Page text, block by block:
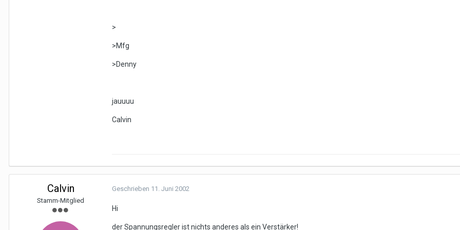
>
>Mfg
>Denny
jauuuu
Calvin
Calvin
Stamm-Mitglied
Geschrieben 11. Juni 2002
Hi
der Spannungsregler ist nichts anderes als ein Verstärker!